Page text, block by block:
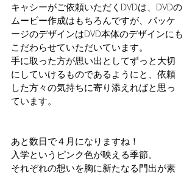
キャシーがご依頼いただくDVDは、DVDの
ムービー作成はもちろんですが、パッケ
ージのデザインはDVD本体のデザインにも
こだわらせていただいています。
手に取った方が思い出としてずっと大切
にしていけるものであるようにと、依頼
した方々の気持ちに寄り添えればと思っ
ています。
あと数日で４月になりますね！
入学というピンク色が映える季節。
それぞれの想いを胸に新たなる門出が素